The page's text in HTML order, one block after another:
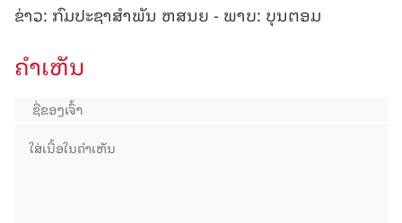
ຂ່າວ: ກົມປະຊາສຳພັນ ຫສນຍ - ພາບ: ບຸນຕອມ
ຄໍາເຫັນ